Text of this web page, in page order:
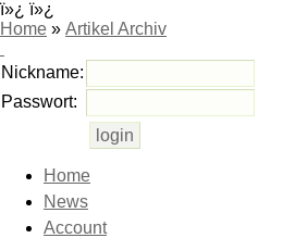
ï»¿ ï»¿
Home » Artikel Archiv
Nickname:
Passwort:
Home
News
Account